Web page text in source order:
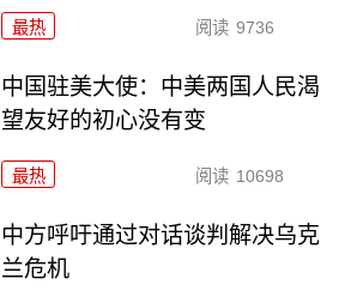
最热 阅读 9736
中国驻美大使：中美两国人民渴
望友好的初心没有变
最热 阅读 10698
中方呼吁通过对话谈判解决乌克
兰危机